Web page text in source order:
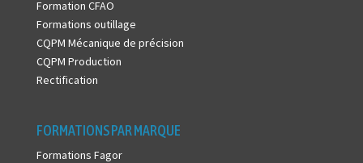
Formation CFAO
Formations outillage
CQPM Mécanique de précision
CQPM Production
Rectification
FORMATIONS PAR MARQUE
Formations Fagor